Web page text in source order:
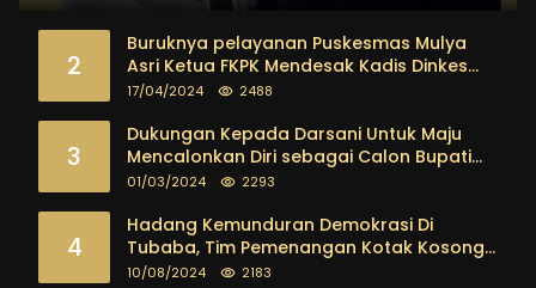
2
Buruknya pelayanan Puskesmas Mulya
Asri Ketua FKPK Mendesak Kadis Dinkes
Tubaba Ambil Tindakan Tegas
17/04/2024 2488
3
Dukungan Kepada Darsani Untuk Maju
Mencalonkan Diri sebagai Calon Bupati
Tubaba Terus Mengalir Baik Dari
masyarakat
01/03/2024 2293
4
Hadang Kemunduran Demokrasi Di
Tubaba, Tim Pemenangan Kotak Kosong
Segera Dibentuk
10/08/2024 2183